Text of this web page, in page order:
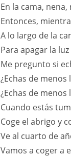
En la cama,
Entonces,
A lo largo de la
Para apagar la luz
Me pregunto si
¿Echas de menos
¿Echas de menos
Cuando estás
Coge el abrigo y
Ve al cuarto de
Vamos a coger a